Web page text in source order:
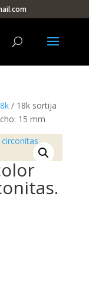
/ 18k sortija
15 mm